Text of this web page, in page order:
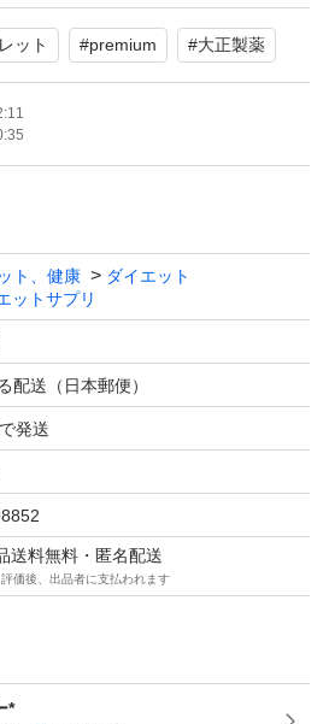
乳酸菌, 食物繊維
安に水などでお召し上がりくださ
社
ット #premium #大正製薬
ト、健康
ダイエット
ットサプリ
配送（日本郵便）
発送
送料無料・匿名配送
価後、出品者に支払われます
*